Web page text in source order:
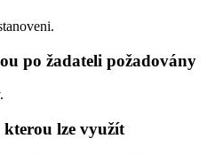
po žadateli požadovány
lze využít